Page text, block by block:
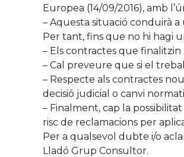
Europea (14/09/2016), amb
– Aquesta situació conduirà
Per tant, fins que no hi hagi
– Els contractes que finalitzin
– Cal preveure que si el
– Respecte als contractes
decisió judicial o canvi
– Finalment, cap la
risc de reclamacions per
Per a qualsevol dubte i/o
Lladó Grup Consultor.